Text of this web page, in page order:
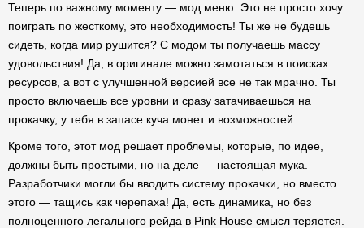
Теперь по важному моменту — мод меню. Это не просто хочу
поиграть по жесткому, это необходимость! Ты же не будешь
сидеть, когда мир рушится? С модом ты получаешь массу
удовольствия! Да, в оригинале можно замотаться в поисках
ресурсов, а вот с улучшенной версией все не так мрачно. Ты
просто включаешь все уровни и сразу затачиваешься на
прокачку, у тебя в запасе куча монет и возможностей.
Кроме того, этот мод решает проблемы, которые, по идее,
должны быть простыми, но на деле — настоящая мука.
Разработчики могли бы вводить систему прокачки, но вместо
этого — тащись как черепаха! Да, есть динамика, но без
полноценного легального рейда в Pink House смысл теряется.